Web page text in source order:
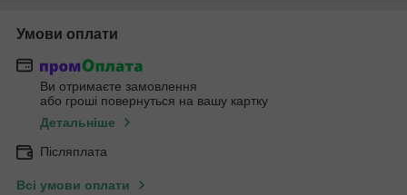
Умови оплати
Ви отримаєте замовлення
або гроші повернуться на вашу картку
Детальніше
Післяплата
Всі умови оплати